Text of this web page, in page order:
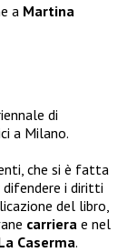
a Martina
di
a Milano.
che si è fatta
difendere i diritti
del libro,
carriera e nel
Caserma.